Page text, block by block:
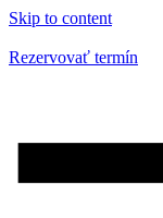
Skip to content
Rezervovať termín